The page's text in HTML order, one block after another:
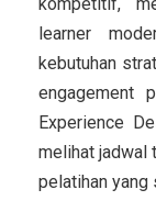
learner
kebutuhan
engagement
Experience
melihat jadwal
pelatihan yang